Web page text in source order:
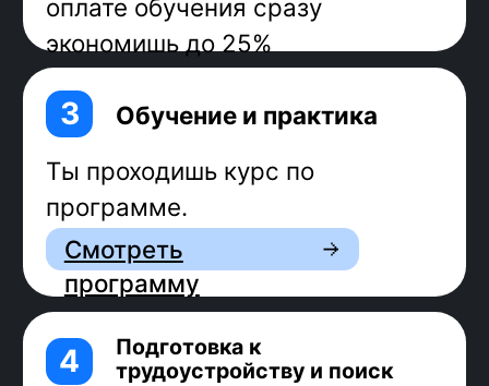
Средний доход фронтенд-
196 000 рублей
Источники: Stack Overflow, W3Techs,
на свою зарплату: развивать
навыки и получать больше. Многим
достаточно одного года, чтобы
повысить уровень, например с
джуна до мидла. На hh.ru 4500
вакансий.